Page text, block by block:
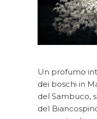
Un profumo
dei boschi in
del Sambuco,
del